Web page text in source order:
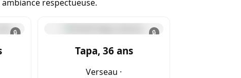
respectueuse.
🔒 🔒
Tapa, 36 ans
Verseau ·